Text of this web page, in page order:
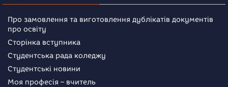
Про замовлення та виготовлення дублікатів документів
про освіту
Сторінка вступника
Студентська рада коледжу
Студентські новини
Моя професія – вчитель